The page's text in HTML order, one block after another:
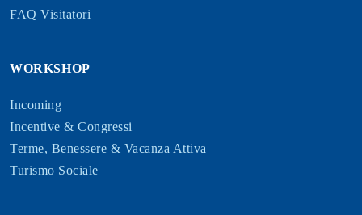
FAQ Visitatori
WORKSHOP
Incoming
Incentive & Congressi
Terme, Benessere & Vacanza Attiva
Turismo Sociale